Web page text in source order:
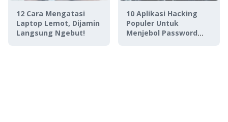
12 Cara Mengatasi
Laptop Lemot, Dijamin
Langsung Ngebut!
10 Aplikasi Hacking
Populer Untuk
Menjebol Password